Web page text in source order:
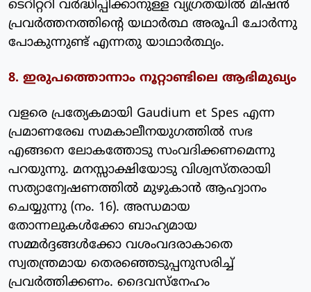
ടെറിറ്ററി വര്‍ദ്ധിപ്പിക്കാനുള്ള വ്യഗ്രതയില്‍ മിഷന്‍
പ്രവര്‍ത്തനത്തിന്റെ യഥാര്‍ത്ഥ അരൂപി ചോര്‍ന്നു
പോകുന്നുണ്ട് എന്നതു യാഥാര്‍ത്ഥ്യം.
8. ഇരുപത്തൊന്നാം നൂറ്റാണ്ടിലെ ആഭിമുഖ്യം
വളരെ പ്രത്യേകമായി Gaudium et Spes എന്ന
പ്രമാണരേഖ സമകാലീനയുഗത്തില്‍ സഭ
എങ്ങനെ ലോകത്തോടു സംവദിക്കണമെന്നു
പറയുന്നു. മനസ്സാക്ഷിയോടു വിശ്വസ്തരായി
സത്യാന്വേഷണത്തില്‍ മുഴുകാന്‍ ആഹ്വാനം
ചെയ്യുന്നു (നം. 16). അന്ധമായ
തോന്നലുകള്‍ക്കോ ബാഹ്യമായ
സമ്മര്‍ദ്ദങ്ങള്‍ക്കോ വശംവദരാകാതെ
സ്വതന്ത്രമായ തെരഞ്ഞെടുപ്പനുസരിച്ച്
പ്രവര്‍ത്തിക്കണം. ദൈവസ്‌നേഹം